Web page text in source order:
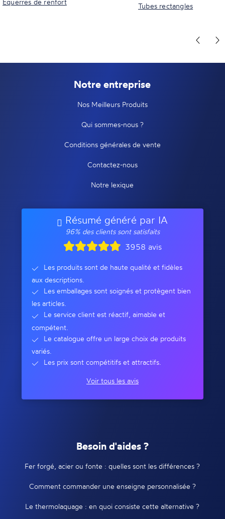
Equerres de renfort Tubes rectangles
Notre entreprise
Nos Meilleurs Produits
Qui sommes-nous ?
Conditions générales de vente
Contactez-nous
Notre lexique
Résumé généré par IA
96% des clients sont satisfaits
3958 avis
Les produits sont de haute qualité et fidèles
aux descriptions.
Les emballages sont soignés et protègent bien
les articles.
Le service client est réactif, aimable et
compétent.
Le catalogue offre un large choix de produits
variés.
Les prix sont compétitifs et attractifs.
Voir tous les avis
Besoin d'aides ?
Fer forgé, acier ou fonte : quelles sont les différences ?
Comment commander une enseigne personnalisée ?
Le thermolaquage : en quoi consiste cette alternative ?